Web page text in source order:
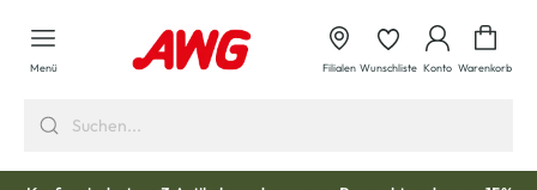
springen
Menü Filialen Wunschliste Konto Warenkorb